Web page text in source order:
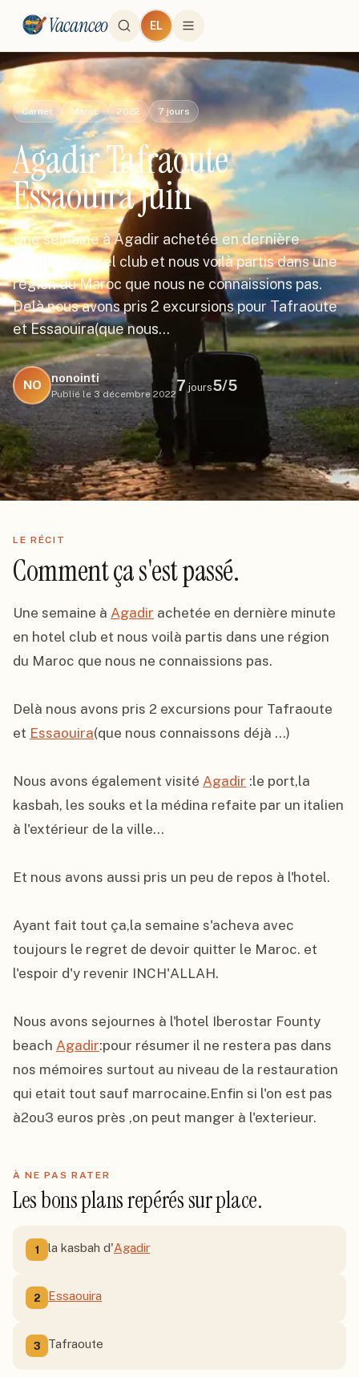
Vacanceo EL
Carnet Maroc 2022 7 jours
Agadir Tafraoute
Essaouira juin
Une semaine à Agadir achetée en dernière
minute en hotel club et nous voilà partis dans une
région du Maroc que nous ne connaissions pas.
Delà nous avons pris 2 excursions pour Tafraoute
et Essaouira(que nous…
NO
nonointi
Publié le 3 décembre 2022
7 jours5/5
LE RÉCIT
Comment ça s'est passé.
Une semaine à Agadir achetée en dernière minute
en hotel club et nous voilà partis dans une région
du Maroc que nous ne connaissions pas.
Delà nous avons pris 2 excursions pour Tafraoute
et Essaouira(que nous connaissons déjà ...)
Nous avons également visité Agadir :le port,la
kasbah, les souks et la médina refaite par un italien
à l'extérieur de la ville...
Et nous avons aussi pris un peu de repos à l'hotel.
Ayant fait tout ça,la semaine s'acheva avec
toujours le regret de devoir quitter le Maroc. et
l'espoir d'y revenir INCH'ALLAH.
Nous avons sejournes à l'hotel Iberostar Founty
beach Agadir:pour résumer il ne restera pas dans
nos mémoires surtout au niveau de la restauration
qui etait tout sauf marrocaine.Enfin si l'on est pas
à2ou3 euros près ,on peut manger à l'exterieur.
À NE PAS RATER
Les bons plans repérés sur place.
1 la kasbah d'Agadir
2 Essaouira
3 Tafraoute